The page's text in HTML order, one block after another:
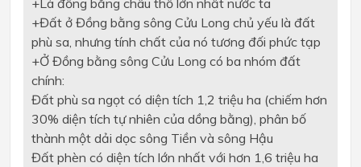
+Là đồng bằng châu thổ lớn nhất nước ta
+Đất ở Đồng bằng sông Cửu Long chủ yếu là đất
phù sa, nhưng tính chất của nó tương đối phức tạp
+Ở Đồng bằng sông Cửu Long có ba nhóm đất
chính:
Đất phù sa ngọt có diện tích 1,2 triệu ha (chiếm hơn
30% diện tích tự nhiên của dồng bằng), phân bố
thành một dải dọc sông Tiền và sông Hậu
Đất phèn có diện tích lớn nhất với hơn 1,6 triệu ha